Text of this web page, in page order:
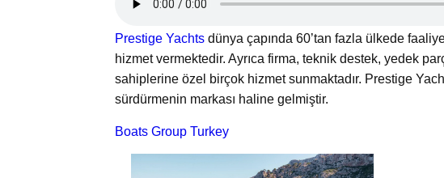
Prestige Yachts dünya çapında 60’tan fazla ülkede
hizmet vermektedir. Ayrıca firma, teknik destek, yedek
sahiplerine özel birçok hizmet sunmaktadır. Prestige
sürdürmenin markası haline gelmiştir.
Boats Group Turkey